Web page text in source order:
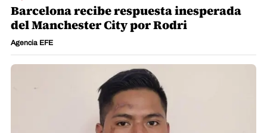
Barcelona recibe respuesta inesperada
del Manchester City por Rodri
Agencia EFE